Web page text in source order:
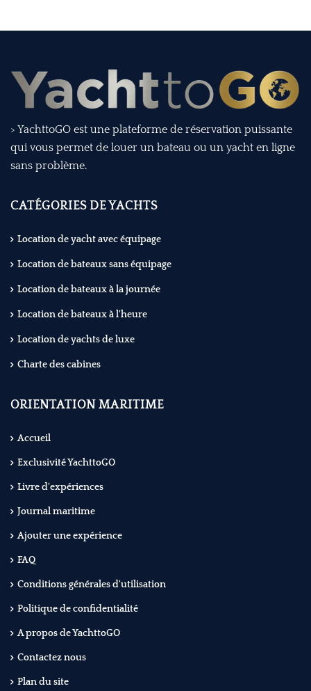
> YachttoGO est une plateforme de réservation puissante
qui vous permet de louer un bateau ou un yacht en ligne
sans problème.
CATÉGORIES DE YACHTS
Location de yacht avec équipage
Location de bateaux sans équipage
Location de bateaux à la journée
Location de bateaux à l'heure
Location de yachts de luxe
Charte des cabines
ORIENTATION MARITIME
Accueil
Exclusivité YachttoGO
Livre d'expériences
Journal maritime
Ajouter une expérience
FAQ
Conditions générales d'utilisation
Politique de confidentialité
A propos de YachttoGO
Contactez nous
Plan du site